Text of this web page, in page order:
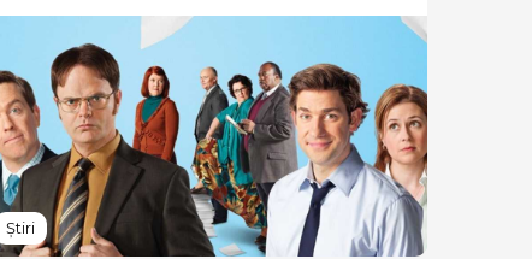
Știri